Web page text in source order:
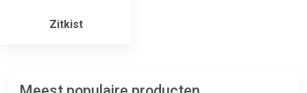
Zitkist